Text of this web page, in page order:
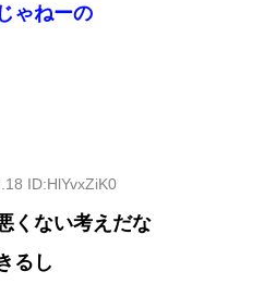
ゃねーの
ID:HlYvxZiK0
くない考えだな
るし